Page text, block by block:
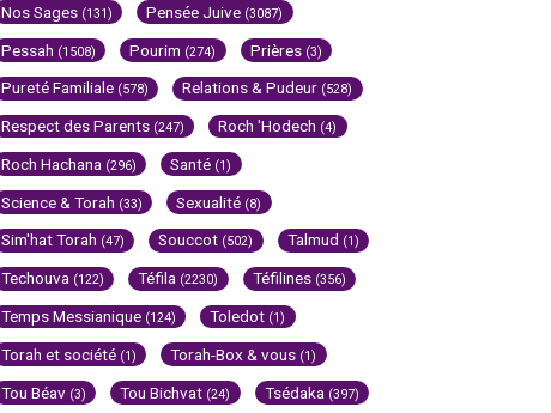
Nos Sages (131) Pensée Juive (3087)
Pessah (1508) Pourim (274) Prières (3)
Pureté Familiale (578) Relations & Pudeur (528)
Respect des Parents (247) Roch 'Hodech (4)
Roch Hachana (296) Santé (1)
Science & Torah (33) Sexualité (8)
Sim'hat Torah (47) Souccot (502) Talmud (1)
Techouva (122) Téfila (2230) Téfilines (356)
Temps Messianique (124) Toledot (1)
Torah et société (1) Torah-Box & vous (1)
Tou Béav (3) Tou Bichvat (24) Tsédaka (397)